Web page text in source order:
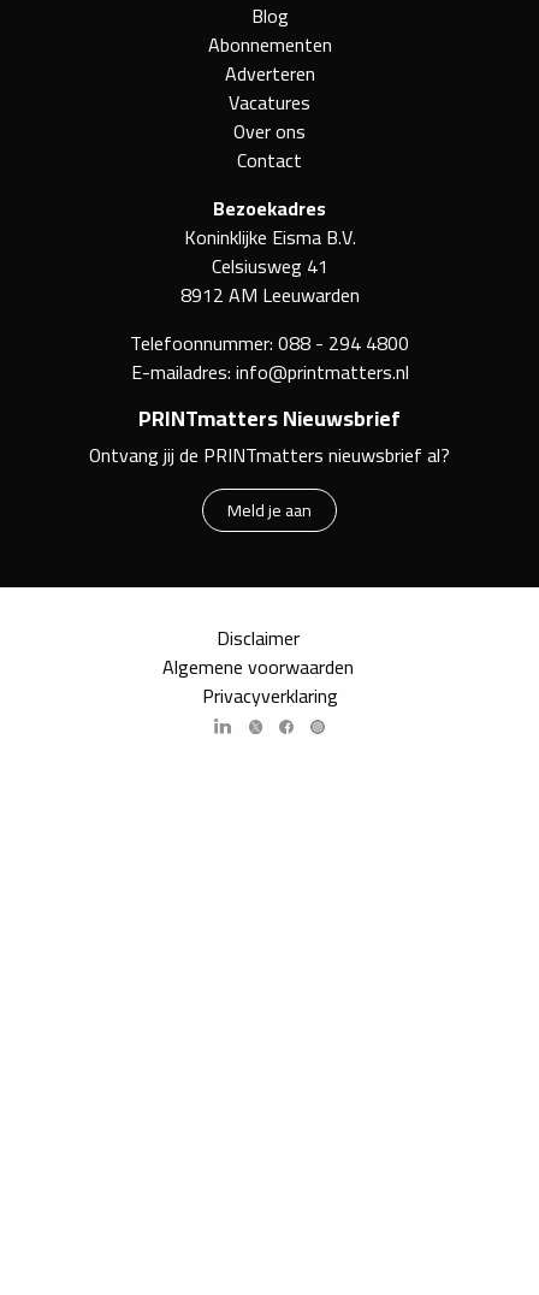
Blog
Abonnementen
Adverteren
Vacatures
Over ons
Contact
Bezoekadres
Koninklijke Eisma B.V.
Celsiusweg 41
8912 AM Leeuwarden
Telefoonnummer:088 - 294 4800
E-mailadres:info@printmatters.nl
PRINTmatters Nieuwsbrief
Ontvang jij de PRINTmatters nieuwsbrief al?
Meld je aan
Disclaimer
Algemene voorwaarden
Privacyverklaring